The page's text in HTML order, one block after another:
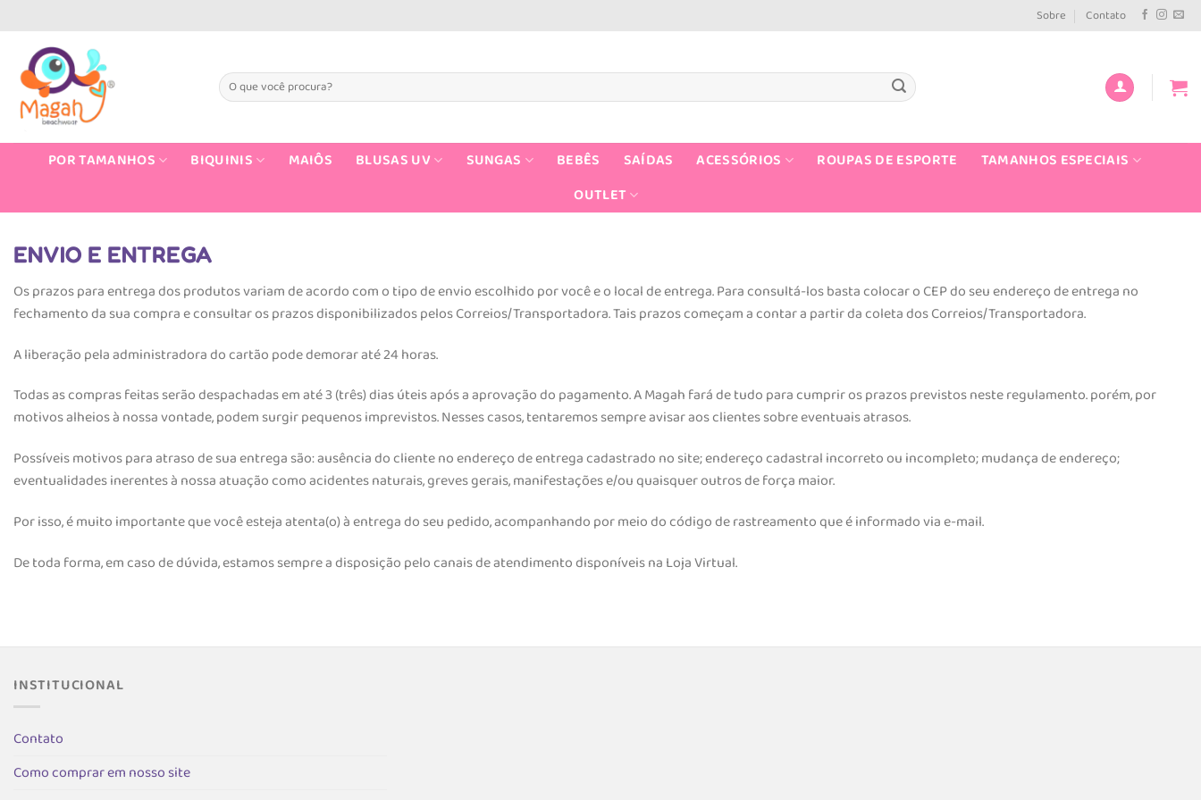
content
Sobre Contato
Pesquisar
por:
POR TAMANHOS BIQUINIS MAIÔS BLUSAS UV SUNGAS BEBÊS SAÍDAS ACESSÓRIOS ROUPAS DE ESPORTE
TAMANHOS ESPECIAIS
OUTLET
ENVIO E ENTREGA
Os prazos para entrega dos produtos variam de acordo com o tipo de envio escolhido por você e o local de entrega. Para consultá-los basta colocar o CEP do seu endereço de entrega no
fechamento da sua compra e consultar os prazos disponibilizados pelos Correios/Transportadora. Tais prazos começam a contar a partir da coleta dos Correios/Transportadora.
A liberação pela administradora do cartão pode demorar até 24 horas.
Todas as compras feitas serão despachadas em até 3 (três) dias úteis após a aprovação do pagamento. A Magah fará de tudo para cumprir os prazos previstos neste regulamento. porém, por
motivos alheios à nossa vontade, podem surgir pequenos imprevistos. Nesses casos, tentaremos sempre avisar aos clientes sobre eventuais atrasos.
Possíveis motivos para atraso de sua entrega são: ausência do cliente no endereço de entrega cadastrado no site; endereço cadastral incorreto ou incompleto; mudança de endereço;
eventualidades inerentes à nossa atuação como acidentes naturais, greves gerais, manifestações e/ou quaisquer outros de força maior.
Por isso, é muito importante que você esteja atenta(o) à entrega do seu pedido, acompanhando por meio do código de rastreamento que é informado via e-mail.
De toda forma, em caso de dúvida, estamos sempre a disposição pelo canais de atendimento disponíveis na Loja Virtual.
INSTITUCIONAL
Contato
Como comprar em nosso site